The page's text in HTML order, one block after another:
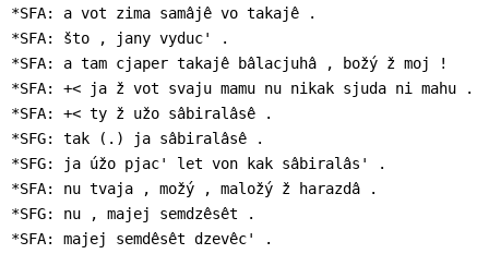
*SFA: a vot zima samâjê vo takajê .
*SFA: što , jany vyduc' .
*SFA: a tam cjaper takajê bâlacjuhâ , božý ž moj !
*SFA: +< ja ž vot svaju mamu nu nikak sjuda ni mahu .
*SFA: +< ty ž užo sâbiralâsê .
*SFG: tak (.) ja sâbiralâsê .
*SFG: ja úžo pjac' let von kak sâbiralâs' .
*SFA: nu tvaja , možý , maložý ž harazdâ .
*SFG: nu , majej semdzêsêt .
*SFA: majej semdêsêt dzevêc' .